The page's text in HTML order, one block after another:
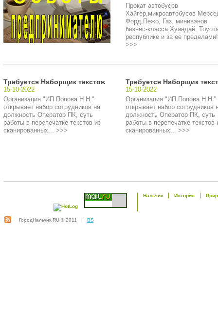
Прокат автобусов
Хайгер,микроавтобусов
Форд,Пежо, Газ, минивэнов
бизнес-класса Хуандай,
республике и за ее
>>>
Требуется Наборщик текстов
15-10-2022
Организация "ИП Попова Н.Н."
открывает набор сотрудников на
должность Оператор ПК, суть
работы в перепечатке текстов из
сканированных... >>>
Требуется Наборщик
15-10-2022
Организация "ИП Попова Н.Н."
открывает набор сотрудников
должность Оператор ПК, суть
работы в перепечатке текстов
сканированных... >>>
Нальчик История
ГородНальчик.RU © 2011 | BS